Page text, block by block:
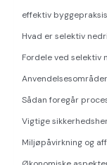
effektiv byggepraksis
Hvad er selektiv
Fordele ved selektiv
Sådan foregår
Vigtige
Miljøpåvirkning og